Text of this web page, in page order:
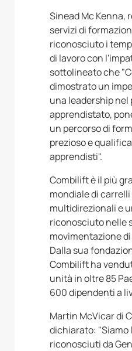
Sinead Mc Kenna,
servizi di
riconosciuto i
di lavoro con
sottolineato che
dimostrato un
una leadership nel
apprendistato,
un percorso di
prezioso e
apprendisti".
Combilift è il più
mondiale di
multidirezionali e
riconosciuto nelle
movimentazione
Dalla sua
Combilift ha
unità in oltre 85
600 dipendenti a
Martin McVicar di
dichiarato: "Siamo
riconosciuti da